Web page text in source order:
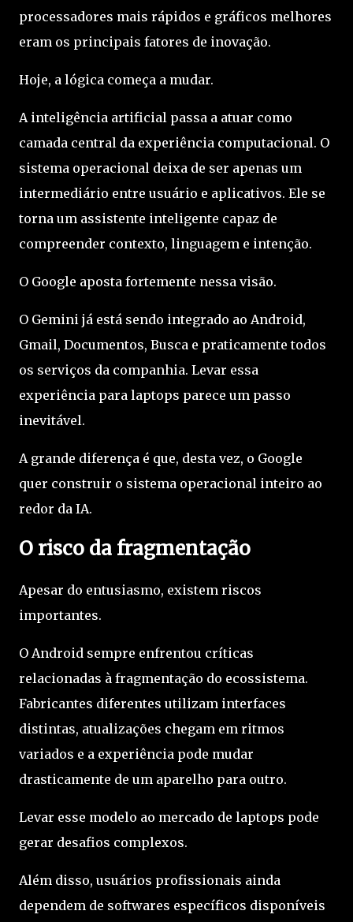
processadores mais rápidos e gráficos melhores
eram os principais fatores de inovação.
Hoje, a lógica começa a mudar.
A inteligência artificial passa a atuar como
camada central da experiência computacional. O
sistema operacional deixa de ser apenas um
intermediário entre usuário e aplicativos. Ele se
torna um assistente inteligente capaz de
compreender contexto, linguagem e intenção.
O Google aposta fortemente nessa visão.
O Gemini já está sendo integrado ao Android,
Gmail, Documentos, Busca e praticamente todos
os serviços da companhia. Levar essa
experiência para laptops parece um passo
inevitável.
A grande diferença é que, desta vez, o Google
quer construir o sistema operacional inteiro ao
redor da IA.
O risco da fragmentação
Apesar do entusiasmo, existem riscos
importantes.
O Android sempre enfrentou críticas
relacionadas à fragmentação do ecossistema.
Fabricantes diferentes utilizam interfaces
distintas, atualizações chegam em ritmos
variados e a experiência pode mudar
drasticamente de um aparelho para outro.
Levar esse modelo ao mercado de laptops pode
gerar desafios complexos.
Além disso, usuários profissionais ainda
dependem de softwares específicos disponíveis